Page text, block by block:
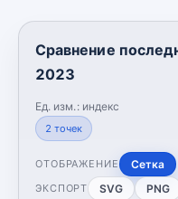
Сравнение
2023
Ед. изм.: индекс
2 точек
ОТОБРАЖЕНИЕ Сетка
ЭКСПОРТ SVG PNG